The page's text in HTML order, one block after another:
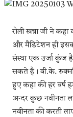
रोली खन्ना जी ने
और मैडिटेशन ही
संस्था एक उर्जा कुंज
सकते है। बी.के.
हुए कहा की हर वर्ष
अन्दर कुछ नवीनता
नवीनता की करती